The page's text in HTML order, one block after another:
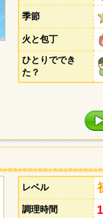
季節
火と包丁
ひとりででき
た？
レベル
調理時間